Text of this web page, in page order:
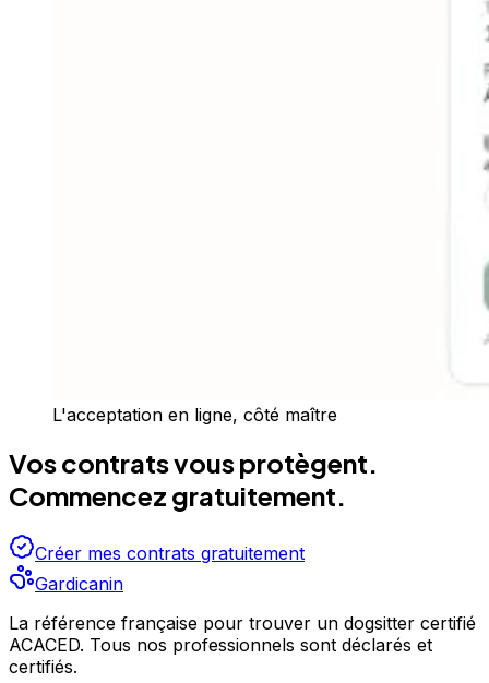
L'acceptation en ligne, côté maître
Vos contrats vous protègent.
Commencez gratuitement.
Créer mes contrats gratuitement
Gardicanin
La référence française pour trouver un dogsitter certifié
ACACED. Tous nos professionnels sont déclarés et
certifiés.